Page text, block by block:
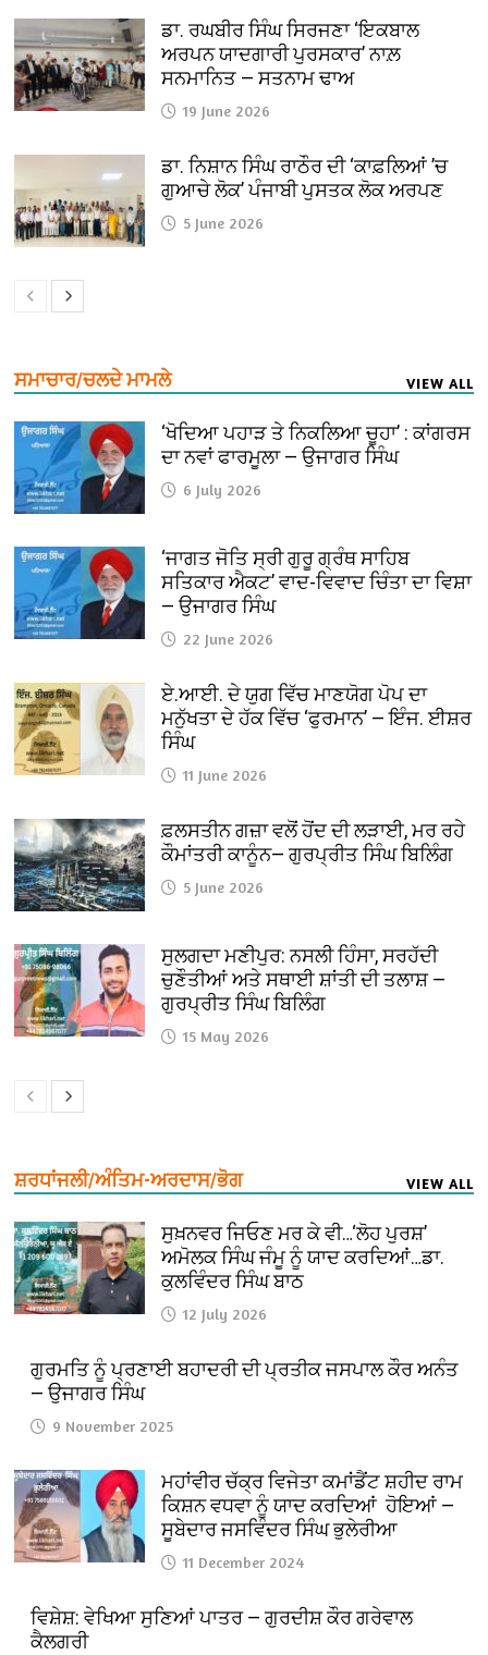
ਡਾ. ਰਘਬੀਰ ਸਿੰਘ ਸਿਰਜਣਾ ‘ਇਕਬਾਲ
ਅਰਪਨ ਯਾਦਗਾਰੀ ਪੁਰਸਕਾਰ’ ਨਾਲ਼
ਸਨਮਾਨਿਤ — ਸਤਨਾਮ ਢਾਅ
19 June 2026
ਡਾ. ਨਿਸ਼ਾਨ ਸਿੰਘ ਰਾਠੌਰ ਦੀ ‘ਕਾਫ਼ਲਿਆਂ ’ਚ
ਗੁਆਚੇ ਲੋਕ’ ਪੰਜਾਬੀ ਪੁਸਤਕ ਲੋਕ ਅਰਪਣ
5 June 2026
ਸਮਾਚਾਰ/ਚਲਦੇ ਮਾਮਲੇ VIEW ALL
‘ਖੋਦਿਆ ਪਹਾੜ ਤੇ ਨਿਕਲਿਆ ਚੂਹਾ’ : ਕਾਂਗਰਸ
ਦਾ ਨਵਾਂ ਫਾਰਮੂਲਾ — ਉਜਾਗਰ ਸਿੰਘ
6 July 2026
‘ਜਾਗਤ ਜੋਤਿ ਸ੍ਰੀ ਗੁਰੂ ਗ੍ਰੰਥ ਸਾਹਿਬ
ਸਤਿਕਾਰ ਐਕਟ’ ਵਾਦ-ਵਿਵਾਦ ਚਿੰਤਾ ਦਾ ਵਿਸ਼ਾ
— ਉਜਾਗਰ ਸਿੰਘ
22 June 2026
ਏ.ਆਈ. ਦੇ ਯੁਗ ਵਿੱਚ ਮਾਣਯੋਗ ਪੋਪ ਦਾ
ਮਨੁੱਖਤਾ ਦੇ ਹੱਕ ਵਿੱਚ ‘ਫੁਰਮਾਨ’ — ਇੰਜ. ਈਸ਼ਰ
ਸਿੰਘ
11 June 2026
ਫ਼ਲਸਤੀਨ ਗਜ਼ਾ ਵਲੋਂ ਹੋਂਦ ਦੀ ਲੜਾਈ, ਮਰ ਰਹੇ
ਕੌਮਾਂਤਰੀ ਕਾਨੂੰਨ— ਗੁਰਪ੍ਰੀਤ ਸਿੰਘ ਬਿਲਿੰਗ
5 June 2026
ਸੁਲਗਦਾ ਮਣੀਪੁਰ: ਨਸਲੀ ਹਿੰਸਾ, ਸਰਹੱਦੀ
ਚੁਣੌਤੀਆਂ ਅਤੇ ਸਥਾਈ ਸ਼ਾਂਤੀ ਦੀ ਤਲਾਸ਼ —
ਗੁਰਪ੍ਰੀਤ ਸਿੰਘ ਬਿਲਿੰਗ
15 May 2026
ਸ਼ਰਧਾਂਜਲੀ/ਅੰਤਿਮ-ਅਰਦਾਸ/ਭੋਗ VIEW ALL
ਸੁਖ਼ਨਵਰ ਜਿਓਣ ਮਰ ਕੇ ਵੀ…‘ਲੋਹ ਪੁਰਸ਼’
ਅਮੋਲਕ ਸਿੰਘ ਜੰਮੂ ਨੂੰ ਯਾਦ ਕਰਦਿਆਂ…ਡਾ.
ਕੁਲਵਿੰਦਰ ਸਿੰਘ ਬਾਠ
12 July 2026
ਗੁਰਮਤਿ ਨੂੰ ਪ੍ਰਣਾਈ ਬਹਾਦਰੀ ਦੀ ਪ੍ਰਤੀਕ ਜਸਪਾਲ ਕੌਰ ਅਨੰਤ
— ਉਜਾਗਰ ਸਿੰਘ
9 November 2025
ਮਹਾਂਵੀਰ ਚੱਕ੍ਰ ਵਿਜੇਤਾ ਕਮਾਂਡੈਂਟ ਸ਼ਹੀਦ ਰਾਮ
ਕਿਸ਼ਨ ਵਧਵਾ ਨੂੰ ਯਾਦ ਕਰਦਿਆਂ ਹੋਇਆਂ —
ਸੂਬੇਦਾਰ ਜਸਵਿੰਦਰ ਸਿੰਘ ਭੁਲੇਰੀਆ
11 December 2024
ਵਿਸ਼ੇਸ਼: ਵੇਖਿਆ ਸੁਣਿਆਂ ਪਾਤਰ — ਗੁਰਦੀਸ਼ ਕੌਰ ਗਰੇਵਾਲ
ਕੈਲਗਰੀ